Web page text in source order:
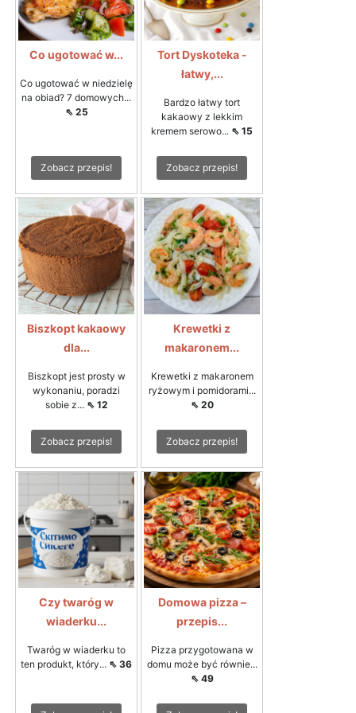
Co ugotować w...
Co ugotować w niedzielę
na obiad? 7 domowych...
⇖ 25
Zobacz przepis!
Tort Dyskoteka -
łatwy,...
Bardzo łatwy tort
kakaowy z lekkim
kremem serowo... ⇖ 15
Zobacz przepis!
Biszkopt kakaowy
dla...
Biszkopt jest prosty w
wykonaniu, poradzi
sobie z... ⇖ 12
Zobacz przepis!
Krewetki z
makaronem...
Krewetki z makaronem
ryżowym i pomidorami...
⇖ 20
Zobacz przepis!
Czy twaróg w
wiaderku...
Twaróg w wiaderku to
ten produkt, który... ⇖ 36
Domowa pizza –
przepis...
Pizza przygotowana w
domu może być równie...
⇖ 49